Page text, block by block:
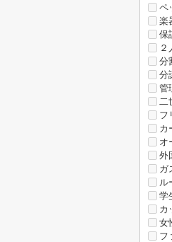
ペ
楽
保
２
分
分
管
二
フ
カ
オ
外
ガ
ル
学
カ
女
フ